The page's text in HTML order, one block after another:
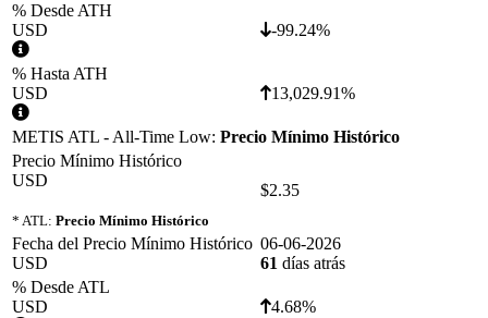
% Desde ATH
USD
-99.24%
% Hasta ATH
USD
13,029.91%
METIS ATL - All-Time Low: Precio Mínimo Histórico
Precio Mínimo Histórico
USD
* ATL: Precio Mínimo Histórico
$2.35
Fecha del Precio Mínimo Histórico
USD
06-06-2026
61 días atrás
% Desde ATL
USD
4.68%